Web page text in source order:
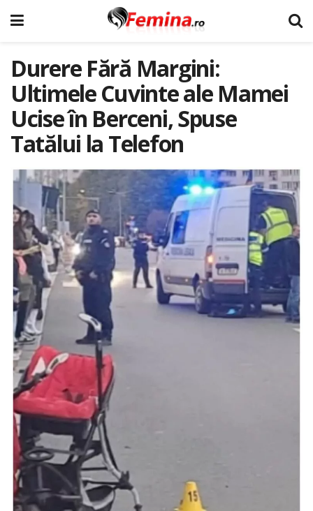
Durere Fără Margini:
Ultimele Cuvinte ale Mamei
Ucise în Berceni, Spuse
Tatălui la Telefon